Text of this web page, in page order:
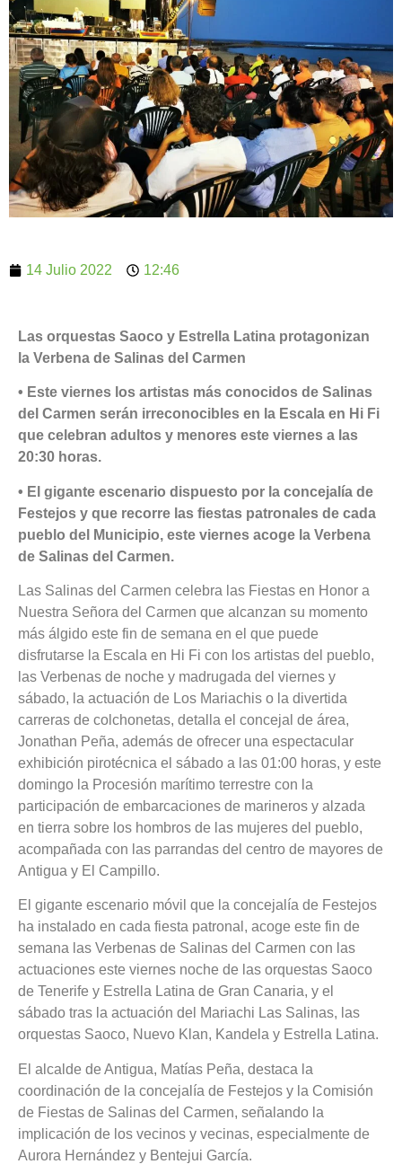
14 Julio 2022 12:46
Las orquestas Saoco y Estrella Latina protagonizan
la Verbena de Salinas del Carmen
• Este viernes los artistas más conocidos de Salinas
del Carmen serán irreconocibles en la Escala en Hi Fi
que celebran adultos y menores este viernes a las
20:30 horas.
• El gigante escenario dispuesto por la concejalía de
Festejos y que recorre las fiestas patronales de cada
pueblo del Municipio, este viernes acoge la Verbena
de Salinas del Carmen.
Las Salinas del Carmen celebra las Fiestas en Honor a
Nuestra Señora del Carmen que alcanzan su momento
más álgido este fin de semana en el que puede
disfrutarse la Escala en Hi Fi con los artistas del pueblo,
las Verbenas de noche y madrugada del viernes y
sábado, la actuación de Los Mariachis o la divertida
carreras de colchonetas, detalla el concejal de área,
Jonathan Peña, además de ofrecer una espectacular
exhibición pirotécnica el sábado a las 01:00 horas, y este
domingo la Procesión marítimo terrestre con la
participación de embarcaciones de marineros y alzada
en tierra sobre los hombros de las mujeres del pueblo,
acompañada con las parrandas del centro de mayores de
Antigua y El Campillo.
El gigante escenario móvil que la concejalía de Festejos
ha instalado en cada fiesta patronal, acoge este fin de
semana las Verbenas de Salinas del Carmen con las
actuaciones este viernes noche de las orquestas Saoco
de Tenerife y Estrella Latina de Gran Canaria, y el
sábado tras la actuación del Mariachi Las Salinas, las
orquestas Saoco, Nuevo Klan, Kandela y Estrella Latina.
El alcalde de Antigua, Matías Peña, destaca la
coordinación de la concejalía de Festejos y la Comisión
de Fiestas de Salinas del Carmen, señalando la
implicación de los vecinos y vecinas, especialmente de
Aurora Hernández y Bentejui García.